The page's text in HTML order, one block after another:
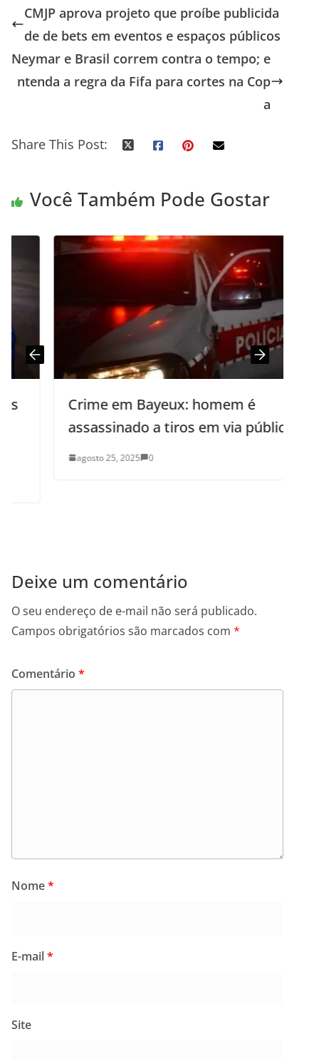
CMJP aprova projeto que proíbe publicida
de de bets em eventos e espaços públicos
Neymar e Brasil correm contra o tempo; e
ntenda a regra da Fifa para cortes na Cop
a
Share This Post:
Você Também Pode Gostar
Crime em Bayeux: homem é
assassinado a tiros em via pública
agosto 25, 2025 0
Deixe um comentário
O seu endereço de e-mail não será publicado.
Campos obrigatórios são marcados com *
Comentário *
Nome*
E-mail*
Site